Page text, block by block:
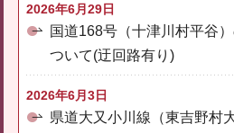
2026年6月29日
国道168号（十津川村平谷
ついて(迂回路有り)
2026年6月3日
県道大又小川線（東吉野村